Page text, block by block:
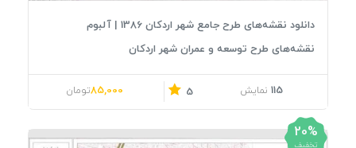
دانلود نقشه‌های طرح جامع شهر اردکان 1386 | آلبوم
نقشه‌های طرح توسعه و عمران شهر اردکان
115 نمایش 5 قیمت اصلی: 106,000تومان بود.
85,000تومان
20%
تخفیف